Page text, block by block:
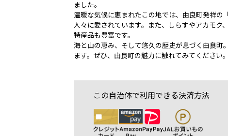
ました。
温暖な気候に恵まれたこの地では、由良町発祥
人々に愛されています。また、しらすやアカモク
特産品も豊富です。
海と山の恵み、そして悠久の歴史が息づく由良町
ます。ぜひ、由良町の魅力に触れてみてください。
この自治体で利用できる決済方法